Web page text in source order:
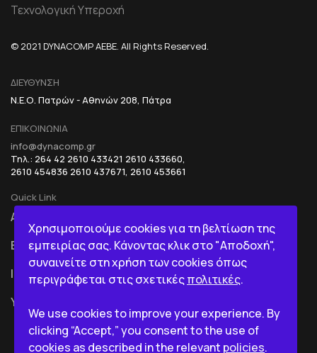
Τεχνολογική Υπεροχή
© 2021 DYNACOMP AEBE. All Rights Reserved.
ΔΙΕΥΘΥΝΣΗ
Ν.Ε.Ο. Πατρών - Αθηνών 208, Πάτρα
ΕΠΙΚΟΙΝΩΝΙΑ
info@dynacomp.gr
Τηλ.: 264 42 2610 433421 2610 433660,
2610 454836 2610 437671, 2610 453661
Quick Link
ΑΡΧΙΚΗ
ΕΤΑΙΡΙΑ
ICT
ΥΠΗΡΕΣΙΕΣ
BI IN A BOX
Χρησιμοποιούμε cookies για τη βελτίωση της
εμπειρίας σας. Κάνοντας κλικ στο "Αποδοχή",
συναινείτε στη χρήση των cookies όπως
περιγράφεται στις σχετικέςπολιτικές.
We use cookies to improve your experience. By
clicking “Accept,” you consent to the use of
cookies as described in the relevant policies.